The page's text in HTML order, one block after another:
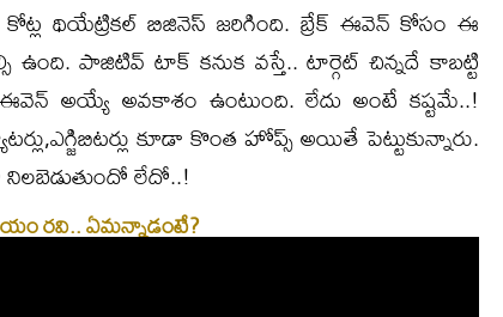
కోట్ల థియేట్రికల్ బిజినెస్ జరిగింది. బ్రేక్ ఈవెన్ కోసం ఈ
ఉంది. పాజిటివ్ టాక్ కనుక వస్తే.. టార్గెట్ చిన్నదే కాబట్టి
అయ్యే అవకాశం ఉంటుంది. లేదు అంటే కష్టమే..!
కూడా కొంత హోప్స్ అయితే పెట్టుకున్నారు.
లేదో..!
రవి.. ఏమన్నాడంటే?